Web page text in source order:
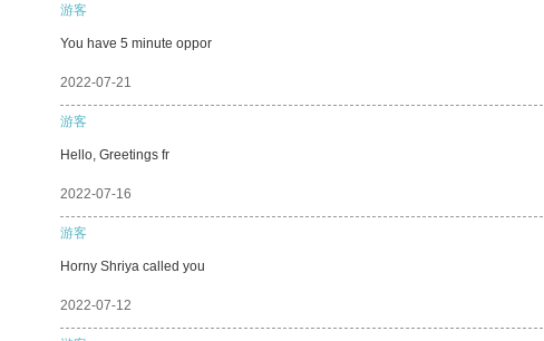
游客
You have 5 minute oppor
2022-07-21
游客
Hello, Greetings fr
2022-07-16
游客
Horny Shriya called you
2022-07-12